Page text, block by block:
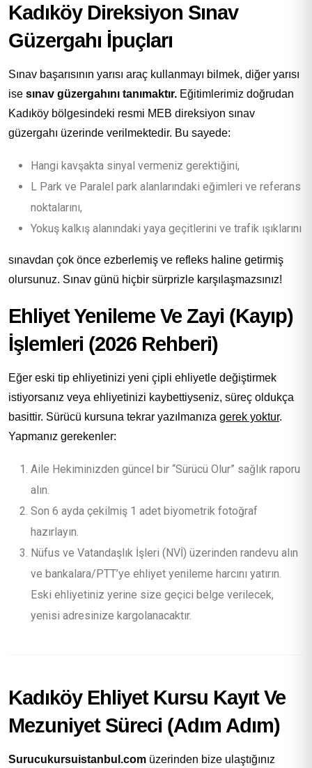
Kadıköy Direksiyon Sınav
Güzergahı İpuçları
Sınav başarısının yarısı araç kullanmayı bilmek, diğer yarısı
ise sınav güzergahını tanımaktır. Eğitimlerimiz doğrudan
Kadıköy bölgesindeki resmi MEB direksiyon sınav
güzergahı üzerinde verilmektedir. Bu sayede:
Hangi kavşakta sinyal vermeniz gerektiğini,
L Park ve Paralel park alanlarındaki eğimleri ve referans
noktalarını,
Yokuş kalkış alanındaki yaya geçitlerini ve trafik ışıklarını
sınavdan çok önce ezberlemiş ve refleks haline getirmiş
olursunuz. Sınav günü hiçbir sürprizle karşılaşmazsınız!
Ehliyet Yenileme Ve Zayi (Kayıp)
İşlemleri (2026 Rehberi)
Eğer eski tip ehliyetinizi yeni çipli ehliyetle değiştirmek
istiyorsanız veya ehliyetinizi kaybettiyseniz, süreç oldukça
basittir. Sürücü kursuna tekrar yazılmanıza gerek yoktur.
Yapmanız gerekenler:
Aile Hekiminizden güncel bir “Sürücü Olur” sağlık raporu
alın.
Son 6 ayda çekilmiş 1 adet biyometrik fotoğraf
hazırlayın.
Nüfus ve Vatandaşlık İşleri (NVİ) üzerinden randevu alın
ve bankalara/PTT’ye ehliyet yenileme harcını yatırın.
Eski ehliyetiniz yerine size geçici belge verilecek,
yenisi adresinize kargolanacaktır.
Kadıköy Ehliyet Kursu Kayıt Ve
Mezuniyet Süreci (Adım Adım)
Surucukursuistanbul.com üzerinden bize ulaştığınız